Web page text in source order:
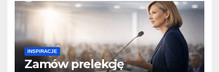
INSPIRACJE
Zamów prelekcję